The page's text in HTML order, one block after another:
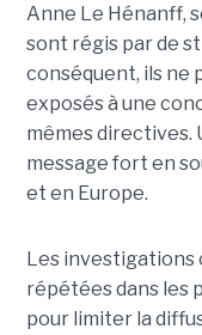
Anne Le Hénanff,
sont régis par de
conséquent, ils ne
exposés à une
mêmes directives.
message fort en
et en Europe.
Les investigations
répétées dans les
pour limiter la